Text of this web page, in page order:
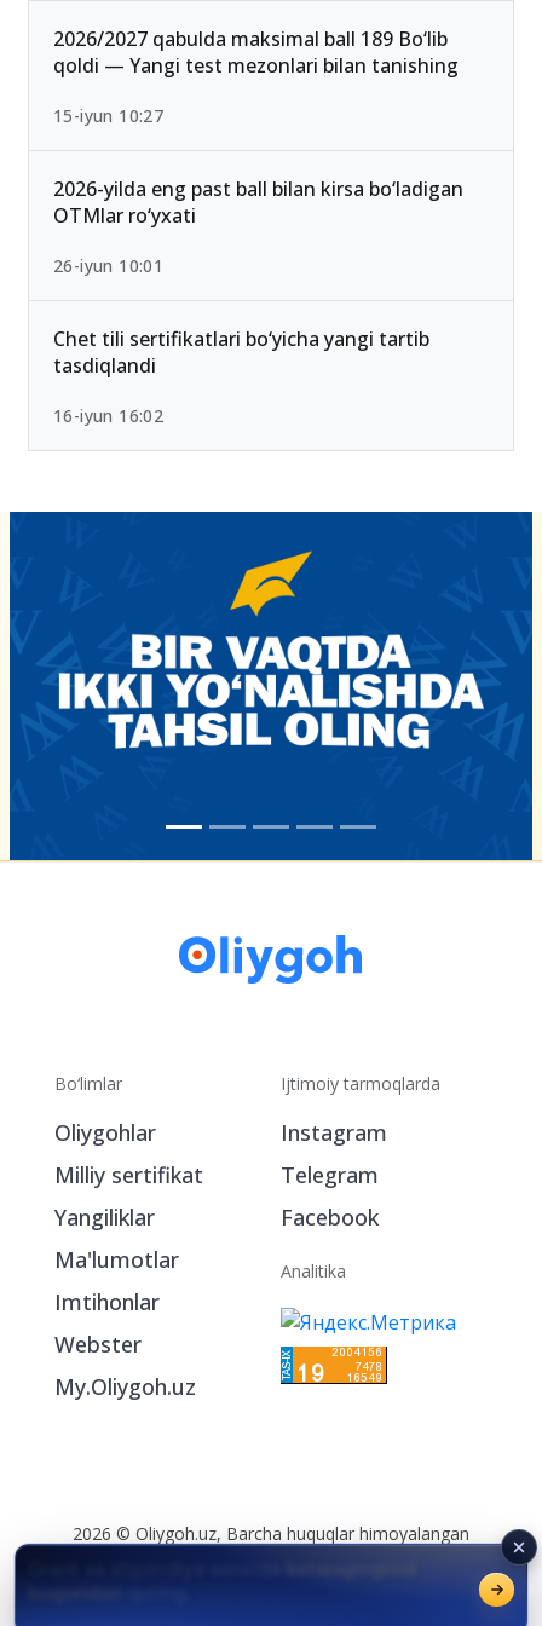
25-iyul 16:55
2026/2027 qabulda maksimal ball 189 Bo‘lib
qoldi — Yangi test mezonlari bilan tanishing
15-iyun 10:27
2026-yilda eng past ball bilan kirsa bo‘ladigan
OTMlar ro‘yxati
26-iyun 10:01
Chet tili sertifikatlari bo‘yicha yangi tartib
tasdiqlandi
Bo‘limlar
Oliygohlar
Milliy sertifikat
Yangiliklar
Ma'lumotlar
Imtihonlar
Ijtimoiy tarmoqlarda
Instagram
Telegram
Analitika
Chegirmali va arzon kontrakt asosida